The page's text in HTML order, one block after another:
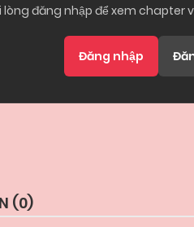
lòng đăng nhập để xem chapter
Đăng nhập
(0)